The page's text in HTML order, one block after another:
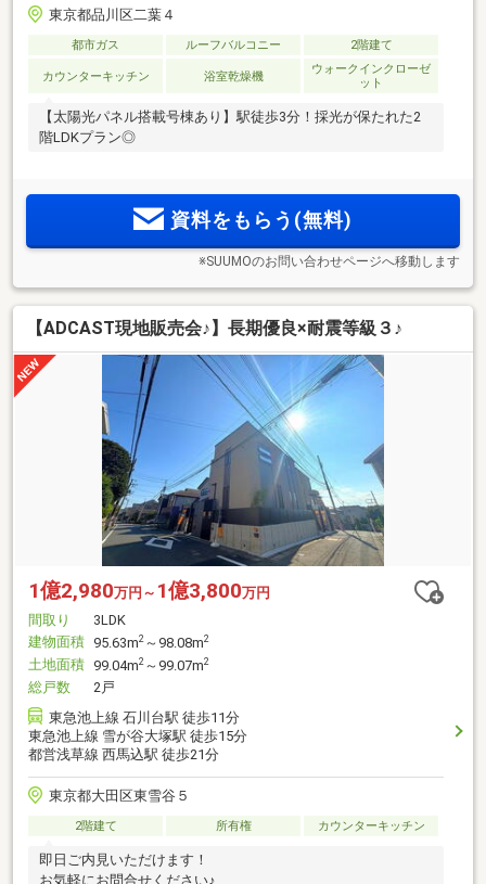
東京都品川区二葉４
都市ガス ルーフバルコニー 2階建て
カウンターキッチン 浴室乾燥機
ウォークインクローゼ
ット
【太陽光パネル搭載号棟あり】駅徒歩3分！採光が保たれた2
階LDKプラン◎
資料をもらう(無料)
※SUUMOのお問い合わせページへ移動します
【ADCAST現地販売会♪】長期優良×耐震等級３♪
1億2,980万円～ 1億3,800万円
間取り
3LDK
建物面積 95.63m2 ～98.08m2
土地面積 99.04m2 ～99.07m2
総戸数
2戸
東急池上線 石川台駅 徒歩11分
東急池上線 雪が谷大塚駅 徒歩15分
都営浅草線 西馬込駅 徒歩21分
東京都大田区東雪谷５
2階建て 所有権 カウンターキッチン
即日ご内見いただけます！
お気軽にお問合せください♪